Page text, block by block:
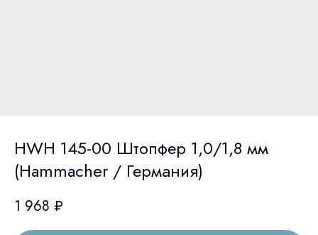
HWH 145-00 Штопфер 1,0/1,8 мм
(Hammacher / Германия)
1 968 ₽